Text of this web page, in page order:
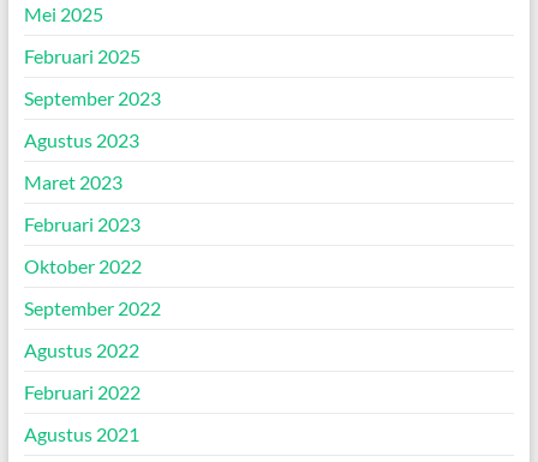
Mei 2025
Februari 2025
September 2023
Agustus 2023
Maret 2023
Februari 2023
Oktober 2022
September 2022
Agustus 2022
Februari 2022
Agustus 2021